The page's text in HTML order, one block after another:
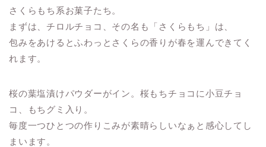
さくらもち系お菓子たち。
まずは、チロルチョコ、その名も「さくらもち」は、
包みをあけるとふわっとさくらの香りが春を運んできてく
れます。
桜の葉塩漬けパウダーがイン。桜もちチョコに小豆チョ
コ、もちグミ入り。
毎度一つひとつの作りこみが素晴らしいなぁと感心してし
まいます。